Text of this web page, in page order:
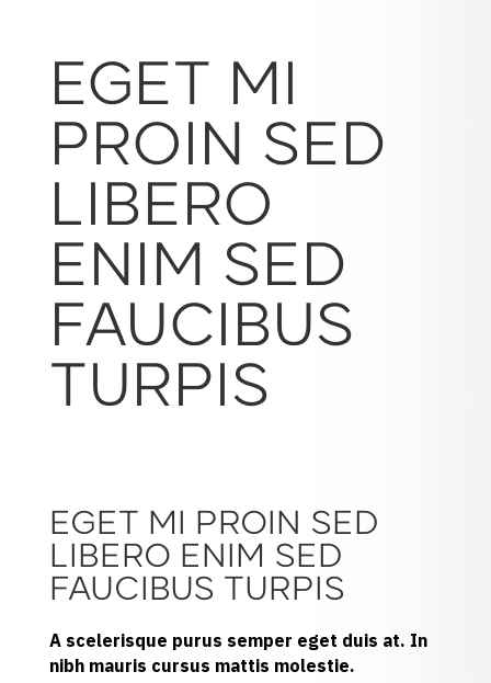
EGET MI
PROIN SED
LIBERO
ENIM SED
FAUCIBUS
TURPIS
EGET MI PROIN SED
LIBERO ENIM SED
FAUCIBUS TURPIS
A scelerisque purus semper eget duis at. In
nibh mauris cursus mattis molestie.